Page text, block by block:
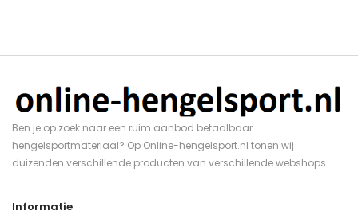
Ben je op zoek naar een ruim aanbod betaalbaar
hengelsportmateriaal? Op Online-hengelsport.nl tonen wij
duizenden verschillende producten van verschillende webshops.
Informatie